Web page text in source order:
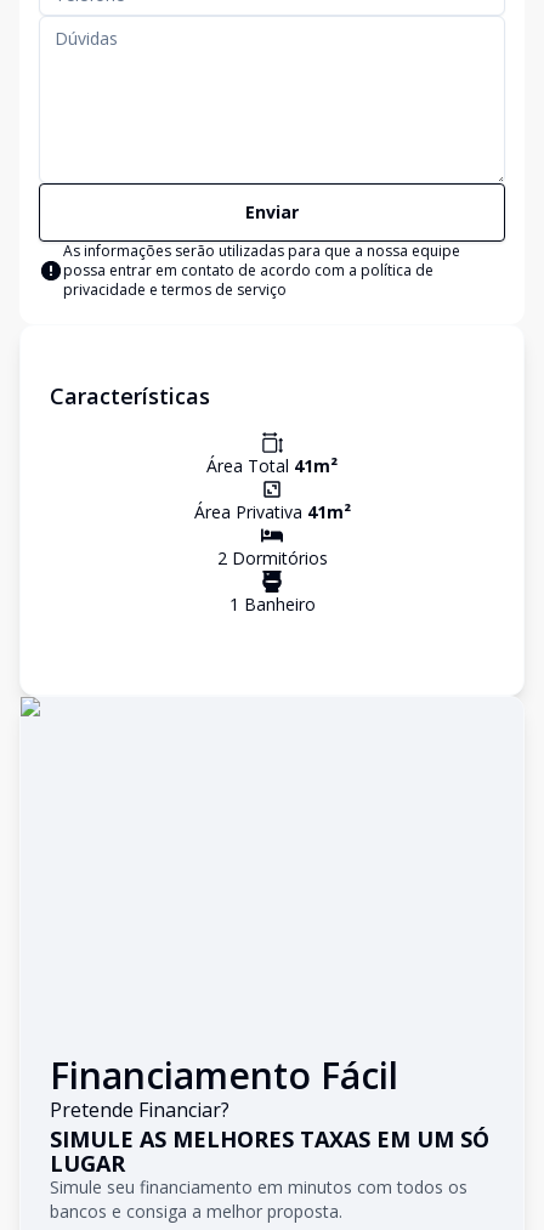
Enviar
As informações serão utilizadas para que a nossa equipe
possa entrar em contato de acordo com a política de
privacidade e termos de serviço
Características
Área Total 41m²
Área Privativa 41m²
2Dormitórios
1 Banheiro
Financiamento Fácil
Pretende Financiar?
SIMULE AS MELHORES TAXAS EM UM SÓ
LUGAR
Simule seu financiamento em minutos com todos os
bancos e consiga a melhor proposta.